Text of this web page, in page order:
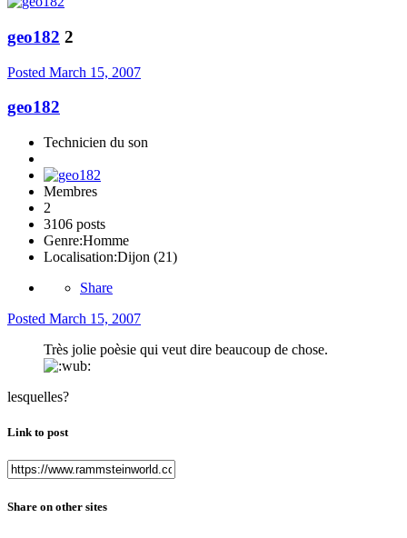
geo182 2
Posted March 15, 2007
geo182
Technicien du son
Membres
2
3106 posts
Genre:Homme
Localisation:Dijon (21)
Share
Posted March 15, 2007
Très jolie poèsie qui veut dire beaucoup de chose.
lesquelles?
Link to post
Share on other sites